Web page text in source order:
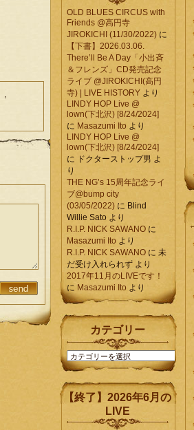
,
OLD BLUES CIRCUS with
Friends @高円寺
JIROKICHI (11/30/2022) に
【下書】2026.03.06.
There’ll Be A Day「小出斉
＆フレンズ」CD発売記念
ライブ @JIROKICHI(高円
寺) | LIVE HISTORY より
LINDY HOP Live @
lown(下北沢) [8/24/2024]
に Masazumi Ito より
LINDY HOP Live @
lown(下北沢) [8/24/2024]
に ドクターストップ男 よ
り
THE NG’s 15周年記念ライ
ブ@bump city
(03/05/2022) に Blind
Willie Sato より
R.I.P. NICK SAWANO に
Masazumi Ito より
R.I.P. NICK SAWANO に 未
だ受け入れられず より
2017年11月のLIVEです！
に Masazumi Ito より
カテゴリー
カ
テ
リ
ー
【終了】2026年6月の
LIVE